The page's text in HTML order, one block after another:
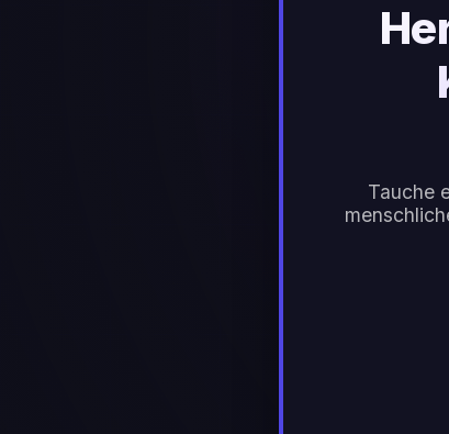
Tauche